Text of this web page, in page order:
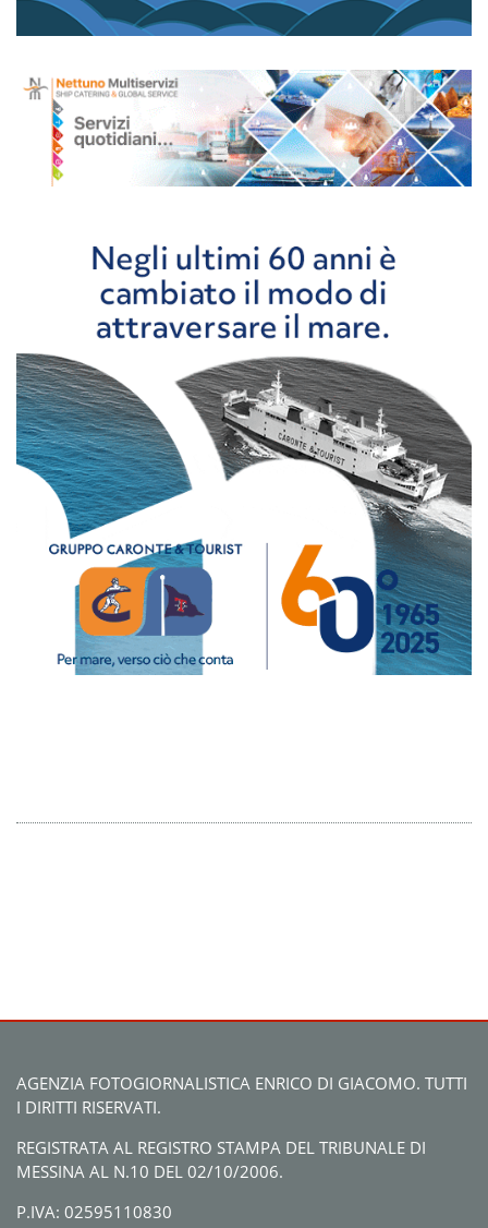
AGENZIA FOTOGIORNALISTICA ENRICO DI GIACOMO. TUTTI
I DIRITTI RISERVATI.
REGISTRATA AL REGISTRO STAMPA DEL TRIBUNALE DI
MESSINA AL N.10 DEL 02/10/2006.
P.IVA: 02595110830